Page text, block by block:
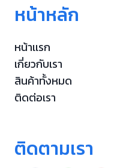
หน้าหลัก
หน้าเเรก
เกี่ยวกับเรา
สินค้าทั้งหมด
ติดต่อเรา
ติดตามเรา